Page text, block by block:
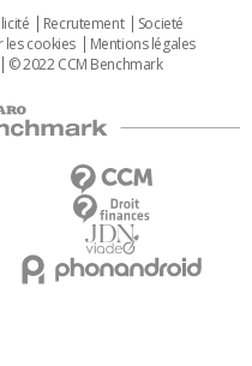
Recrutement
Societé
les cookies
Mentions légales
© 2022 CCM Benchmark